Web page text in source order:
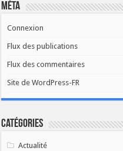
Méta
Connexion
Flux des publications
Flux des commentaires
Site de WordPress-FR
Catégories
Actualité